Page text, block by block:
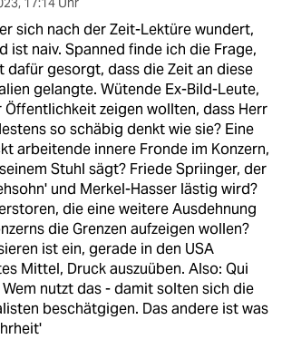
sich nach der Zeit-Lektüre wundert,
ist naiv. Spanned finde ich die Frage,
dafür gesorgt, dass die Zeit an diese
gelangte. Wütende Ex-Bild-Leute,
Öffentlichkeit zeigen wollten, dass Herr
so schäbig denkt wie sie? Eine
arbeitende innere Fronde im Konzern,
Stuhl sägt? Friede Spriinger, der
und Merkel-Hasser lästig wird?
die eine weitere Ausdehnung
die Grenzen aufzeigen wollen?
ist ein, gerade in den USA
Mittel, Druck auszuüben. Also: Qui
nutzt das - damit solten sich die
beschätgigen. Das andere ist was